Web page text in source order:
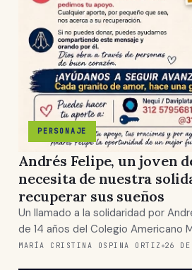
PERSONAJE
Andrés Felipe, un joven
necesita de nuestra
recuperar sus sueños
Un llamado a la solidaridad por
de 14 años del Colegio Americano
MARÍA CRISTINA OSPINA ORTIZ 26